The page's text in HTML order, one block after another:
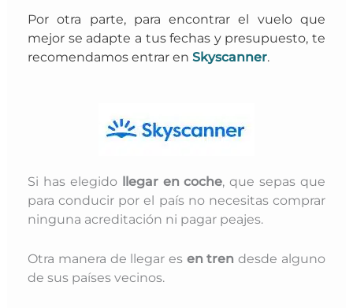
Por otra parte, para encontrar el vuelo que
mejor se adapte a tus fechas y presupuesto, te
recomendamos entrar enSkyscanner.
Si has elegido llegar en coche, que sepas que
para conducir por el país no necesitas comprar
ninguna acreditación ni pagar peajes.
Otra manera de llegar es en trendesde alguno
de sus países vecinos.